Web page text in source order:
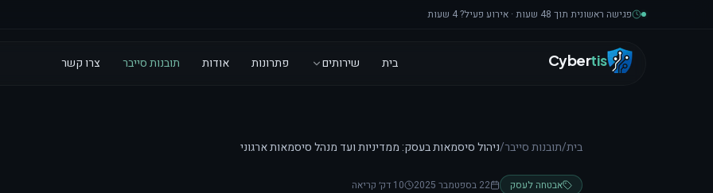
פגישה ראשונית תוך 48 שעות · אירוע פעיל? 4 שעות
Cybertis בית שירותים פתרונות אודות תובנות סייבר צרו קשר
בית/תובנות סייבר/ניהול סיסמאות בעסק: ממדיניות ועד מנהל סיסמאות ארגוני
אבטחה לעסק 22 בספטמבר 2025 10 דק׳ קריאה